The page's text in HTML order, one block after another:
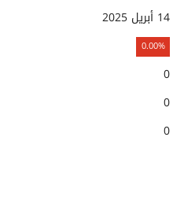
14 أبريل 2025
0.00%
0
0
0